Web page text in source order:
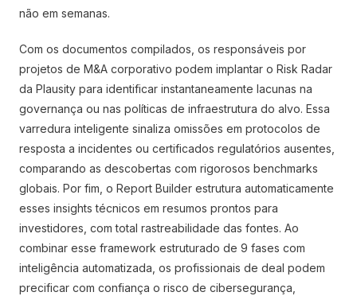
não em semanas.
Com os documentos compilados, os responsáveis por
projetos de M&A corporativo podem implantar o Risk Radar
da Plausity para identificar instantaneamente lacunas na
governança ou nas políticas de infraestrutura do alvo. Essa
varredura inteligente sinaliza omissões em protocolos de
resposta a incidentes ou certificados regulatórios ausentes,
comparando as descobertas com rigorosos benchmarks
globais. Por fim, o Report Builder estrutura automaticamente
esses insights técnicos em resumos prontos para
investidores, com total rastreabilidade das fontes. Ao
combinar esse framework estruturado de 9 fases com
inteligência automatizada, os profissionais de deal podem
precificar com confiança o risco de cibersegurança,